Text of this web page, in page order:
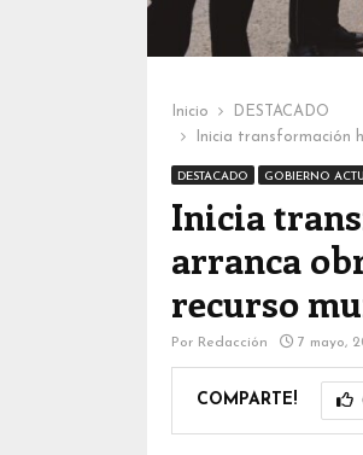
Inicio
DESTACADO
Inicia transformación
DESTACADO GOBIERNO
Inicia
arranca
recurso
Por Redacción 7 mayo,
COMPARTE!